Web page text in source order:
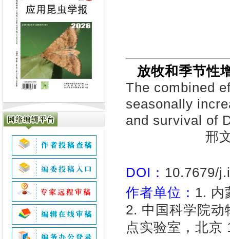
放牧和季节性
The combined
seasonally
and survival of
邢
DOI： 10.7679/
作者单位： 1. 内
2. 中国科学院动
点实验室，北京